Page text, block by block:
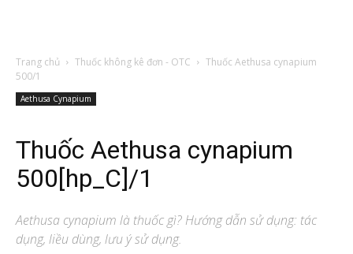
Trang chủ Thuốc không kê đơn - OTC
Thuốc Aethusa cynapium
500/1
Aethusa Cynapium
Thuốc Aethusa cynapium
500[hp_C]/1
Aethusa cynapium là thuốc gì? Hướng dẫn sử dụng: tác
dụng, liều dùng, lưu ý sử dụng.